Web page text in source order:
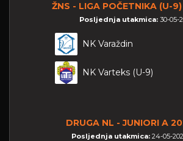
ŽNS - LIGA POČETNIKA (U-
Posljednja utakmica: 30-05-
NK Varaždin
NK Varteks (U-9)
DRUGA NL - JUNIORI A
Posljednja utakmica: 24-05-